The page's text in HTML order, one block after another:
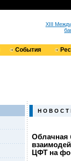
XIII
События
Н О В О С Т
Облачная
ЦФТ на